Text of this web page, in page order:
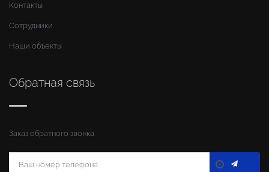
Контакты
Сотрудники
Наши объекты
Обратная связь
Заказ обратного звонка